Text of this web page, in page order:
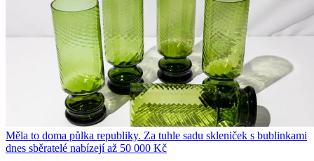
Měla to doma půlka republiky. Za tuhle sadu skleniček s bublinkami
dnes sběratelé nabízejí až 50 000 Kč